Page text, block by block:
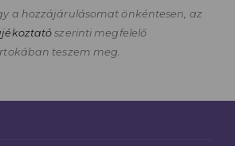
a hozzájárulásomat önkéntesen, az
szerinti megfelelő
teszem meg.